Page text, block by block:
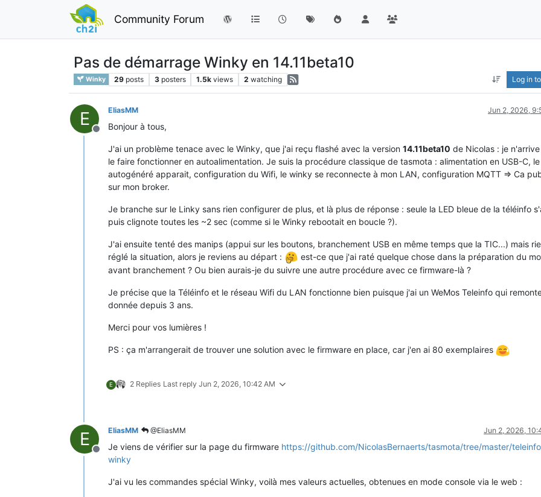
Community Forum
Pas de démarrage Winky en 14.11beta10
Winky 29 posts 3 posters 1.5k views 2 watching Log in
E
Offline
EliasMM Jun 2, 2026,
Bonjour à tous,
J'ai un problème tenace avec le Winky, que j'ai reçu flashé avec la version 14.11beta10 de Nicolas : je
le faire fonctionner en autoalimentation. Je suis la procédure classique de tasmota : alimentation en USB-C,
autogénéré apparait, configuration du Wifi, le winky se reconnecte à mon LAN, configuration MQTT => Ca
sur mon broker.
Je branche sur le Linky sans rien configurer de plus, et là plus de réponse : seule la LED bleue de la téléinfo
puis clignote toutes les ~2 sec (comme si le Winky rebootait en boucle ?).
J'ai ensuite tenté des manips (appui sur les boutons, branchement USB en même temps que la TIC...) mais
réglé la situation, alors je reviens au départ :
est-ce que j'ai raté quelque chose dans la préparation du
avant branchement ? Ou bien aurais-je du suivre une autre procédure avec ce firmware-là ?
Je précise que la Téléinfo et le réseau Wifi du LAN fonctionne bien puisque j'ai un WeMos Teleinfo qui
donnée depuis 3 ans.
Merci pour vos lumières !
PS : ça m'arrangerait de trouver une solution avec le firmware en place, car j'en ai 80 exemplaires
E 2 Replies Last reply Jun 2, 2026, 10:42 AM
E
Offline
EliasMM @EliasMM Jun 2, 2026,
Je viens de vérifier sur la page du firmware https://github.com/NicolasBernaerts/tasmota/tree/master/
winky
J'ai vu les commandes spécial Winky, voilà mes valeurs actuelles, obtenues en mode console via le web :